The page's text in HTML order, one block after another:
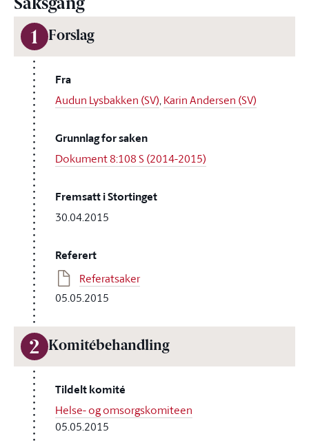
Saksgang
1 Forslag
Fra
Audun Lysbakken (SV),Karin Andersen (SV)
Grunnlag for saken
Dokument 8:108 S (2014-2015)
Fremsatt i Stortinget
30.04.2015
Referert
Referatsaker
05.05.2015
2 Komitébehandling
Tildelt komité
Helse- og omsorgskomiteen
05.05.2015